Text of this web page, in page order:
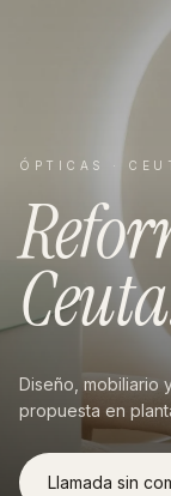
ÓPTICAS ·
Ceuta
Diseño, mobiliario
propuesta en
Llamada sin